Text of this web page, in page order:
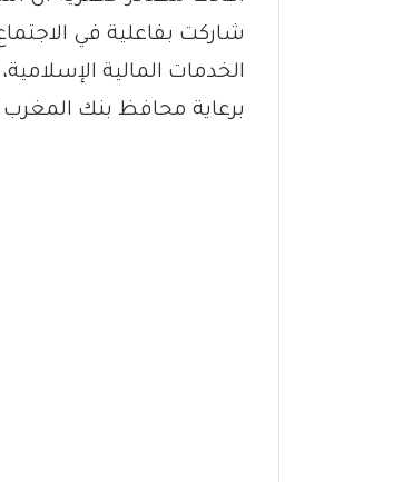
شاركت بفاعلية في
برعاية محافظ بنك المغرب